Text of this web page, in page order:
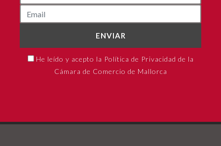
ENVIAR
He leído y acepto la Política de Privacidad de la
Cámara de Comercio de Mallorca